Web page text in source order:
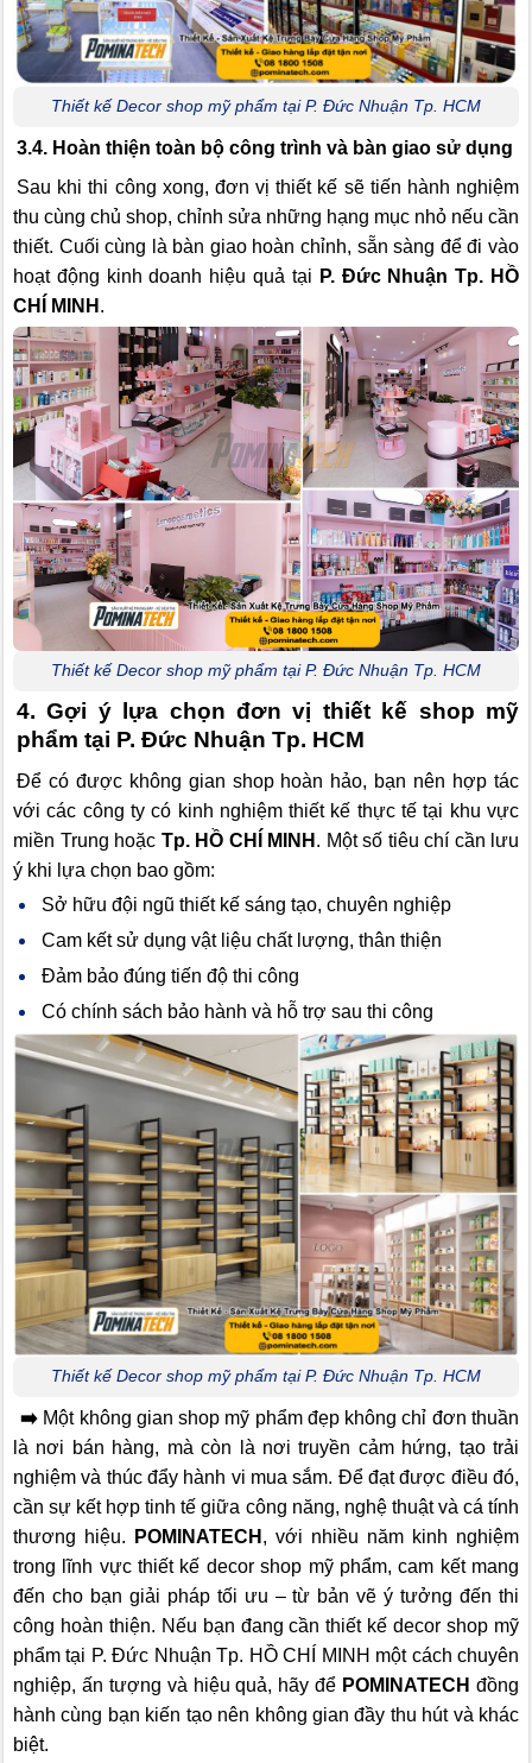
Thiết kế Decor shop mỹ phẩm tại P. Đức Nhuận Tp. HCM
3.4. Hoàn thiện toàn bộ công trình và bàn giao sử dụng
Sau khi thi công xong, đơn vị thiết kế sẽ tiến hành nghiệm
thu cùng chủ shop, chỉnh sửa những hạng mục nhỏ nếu cần
thiết. Cuối cùng là bàn giao hoàn chỉnh, sẵn sàng để đi vào
hoạt động kinh doanh hiệu quả tại P. Đức Nhuận Tp. HỒ
CHÍ MINH .
Thiết kế Decor shop mỹ phẩm tại P. Đức Nhuận Tp. HCM
4. Gợi ý lựa chọn đơn vị thiết kế shop mỹ
phẩm tại P. Đức Nhuận Tp. HCM
Để có được không gian shop hoàn hảo, bạn nên hợp tác
với các công ty có kinh nghiệm thiết kế thực tế tại khu vực
miền Trung hoặc Tp. HỒ CHÍ MINH . Một số tiêu chí cần lưu
ý khi lựa chọn bao gồm:
Sở hữu đội ngũ thiết kế sáng tạo, chuyên nghiệp
Cam kết sử dụng vật liệu chất lượng, thân thiện
Đảm bảo đúng tiến độ thi công
Có chính sách bảo hành và hỗ trợ sau thi công
Thiết kế Decor shop mỹ phẩm tại P. Đức Nhuận Tp. HCM
➡️ Một không gian shop mỹ phẩm đẹp không chỉ đơn thuần
là nơi bán hàng, mà còn là nơi truyền cảm hứng, tạo trải
nghiệm và thúc đẩy hành vi mua sắm. Để đạt được điều đó,
cần sự kết hợp tinh tế giữa công năng, nghệ thuật và cá tính
thương hiệu.
POMINATECH , với nhiều năm kinh nghiệm
trong lĩnh vực thiết kế decor shop mỹ phẩm, cam kết mang
đến cho bạn giải pháp tối ưu – từ bản vẽ ý tưởng đến thi
công hoàn thiện. Nếu bạn đang cần thiết kế decor shop mỹ
phẩm tại P. Đức Nhuận Tp. HỒ CHÍ MINH một cách chuyên
nghiệp, ấn tượng và hiệu quả, hãy để POMINATECH đồng
hành cùng bạn kiến tạo nên không gian đầy thu hút và khác
biệt.